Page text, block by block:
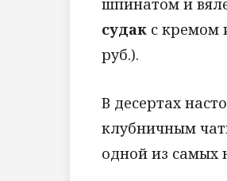
судак с кремом
руб.).
В десертах
клубничным
одной из самых